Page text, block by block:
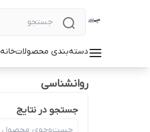
دسته‌بندی محصولاتخانه
روانشناسی
جستجو در نتایج